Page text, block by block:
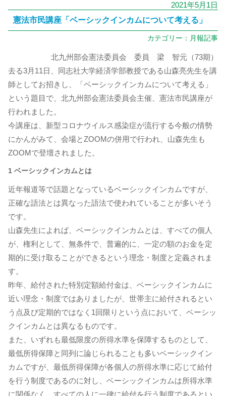
2021年5月1日
憲法市民講座「ベーシックインカムについて考える」
カテゴリー： 月報記事
北九州部会憲法委員会 委員 梁 智元（73期）
去る3月11日、同志社大学経済学部教授である山森亮先生を講
師としてお招きし、「ベーシックインカムについて考える」
という題目で、北九州部会憲法委員会主催、憲法市民講座が
行われました。
今講座は、新型コロナウイルス感染症が流行する今般の情勢
にかんがみて、会場とZOOMの併用で行われ、山森先生も
ZOOMで登壇されました。
1 ベーシックインカムとは
近年報道等で話題となっているベーシックインカムですが、
正確な語法とは異なった語法で使われていることが多いそう
です。
山森先生によれば、ベーシックインカムとは、すべての個人
が、権利として、無条件で、普遍的に、一定の額のお金を定
期的に受け取ることができるという理念・制度と定義されま
す。
昨年、給付された特別定額給付金は、ベーシックインカムに
近い理念・制度ではありましたが、世帯主に給付されるとい
う点及び定期的ではなく1回限りという点において、ベーシッ
クインカムとは異なるものです。
また、いずれも最低限度の所得水準を保障するものとして、
最低所得保障と同列に論じられることも多いベーシックイン
カムですが、最低所得保障が各個人の所得水準に応じて給付
を行う制度であるのに対し、ベーシックインカムは所得水準